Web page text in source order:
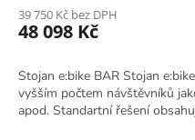
39 750 Kč bez DPH
48 098 Kč
Stojan e:bike BAR Stojan
vyšším počtem návštěvníků
apod. Standartní řešení